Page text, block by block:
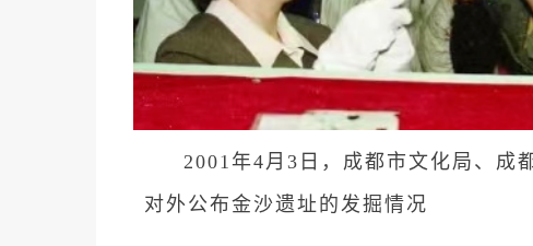
2001年4月3日，成都市文化局、成
对外公布金沙遗址的发掘情况